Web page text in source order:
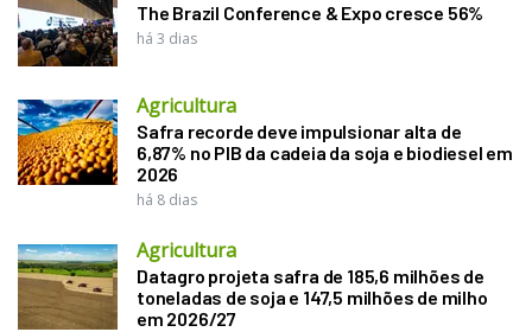
The Brazil Conference & Expo cresce 56%
há 3 dias
Agricultura
Safra recorde deve impulsionar alta de
6,87% no PIB da cadeia da soja e biodiesel em
2026
há 8 dias
Agricultura
Datagro projeta safra de 185,6 milhões de
toneladas de soja e 147,5 milhões de milho
em 2026/27